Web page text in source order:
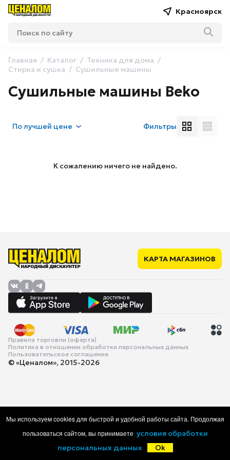
Красноярск
Главная Каталог
Техника для дома
Стирка и сушка
Сушильные машины
Сушильные машины Beko
Получшей цене Фильтры
К сожалению ничего не найдено.
КАРТА МАГАЗИНОВ
Правила торговли (оферта)
Политика в отношении обработки персональных данных
Пользовательское соглашение
© «Ценалом», 2015-2026
Каталог Корзина Избранное
Мы используем cookies для быстрой и удобной работы сайта. Продолжая
пользоваться сайтом, вы принимаете условия обработки
персональных данных
Ok